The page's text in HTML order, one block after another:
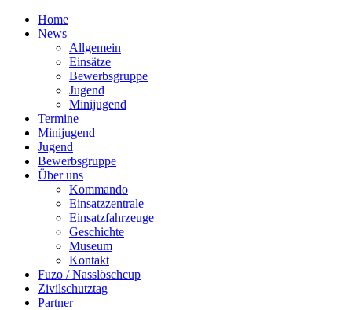
Home
News
Allgemein
Einsätze
Bewerbsgruppe
Jugend
Minijugend
Termine
Minijugend
Jugend
Bewerbsgruppe
Über uns
Kommando
Einsatzzentrale
Einsatzfahrzeuge
Geschichte
Museum
Kontakt
Fuzo / Nasslöschcup
Zivilschutztag
Partner